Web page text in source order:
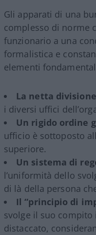
Gli apparati di una
complesso di norme
funzionario a una
formalistica e
elementi
La netta divisione
i diversi uffici
Un rigido ordine
ufficio è sottoposto
superiore.
Un sistema di
l’uniformità dello
di là della persona
Il “principio di
svolge il suo
distaccato,